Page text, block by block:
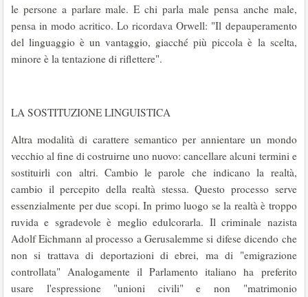
le persone a parlare male. E chi parla male pensa anche male,
pensa in modo acritico. Lo ricordava Orwell: "Il depauperamento
del linguaggio è un vantaggio, giacché più piccola è la scelta,
minore è la tentazione di riflettere".
LA SOSTITUZIONE LINGUISTICA
Altra modalità di carattere semantico per annientare un mondo
vecchio al fine di costruirne uno nuovo: cancellare alcuni termini e
sostituirli con altri. Cambio le parole che indicano la realtà,
cambio il percepito della realtà stessa. Questo processo serve
essenzialmente per due scopi. In primo luogo se la realtà è troppo
ruvida e sgradevole è meglio edulcorarla. Il criminale nazista
Adolf Eichmann al processo a Gerusalemme si difese dicendo che
non si trattava di deportazioni di ebrei, ma di "emigrazione
controllata" Analogamente il Parlamento italiano ha preferito
usare l'espressione "unioni civili" e non "matrimonio